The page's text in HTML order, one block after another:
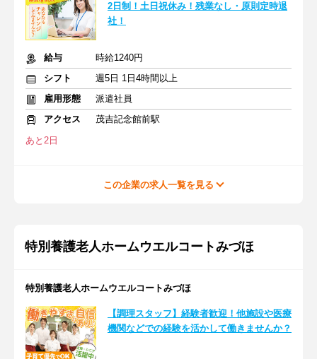
2日制！土日祝休み！残業なし・原則定時退
社！
給与
時給1240円
シフト
週5日 1日4時間以上
雇用形態
派遣社員
アクセス
茂吉記念館前駅
あと2日
この企業の求人一覧を見る
特別養護老人ホームウエルコートみづほ
特別養護老人ホームウエルコートみづほ
【調理スタッフ】経験者歓迎！他施設や医療
機関などでの経験を活かして働きませんか？